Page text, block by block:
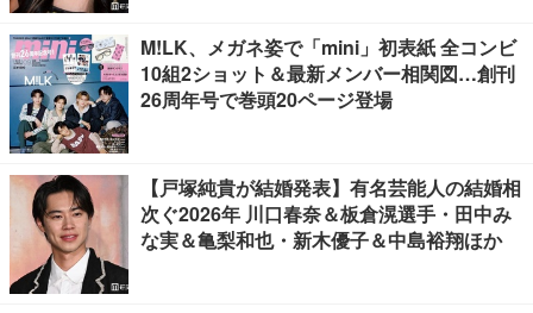
M!LK、メガネ姿で「mini」初表紙 全コンビ
10組2ショット＆最新メンバー相関図…創刊
26周年号で巻頭20ページ登場
【戸塚純貴が結婚発表】有名芸能人の結婚相
次ぐ2026年 川口春奈＆板倉滉選手・田中み
な実＆亀梨和也・新木優子＆中島裕翔ほか